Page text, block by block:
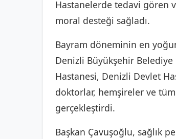
Hastanelerde tedavi gören
moral desteği sağladı.
Bayram döneminin en
Denizli Büyükşehir
Hastanesi, Denizli Devlet
doktorlar, hemşireler ve tüm
gerçekleştirdi.
Başkan Çavuşoğlu, sağlık